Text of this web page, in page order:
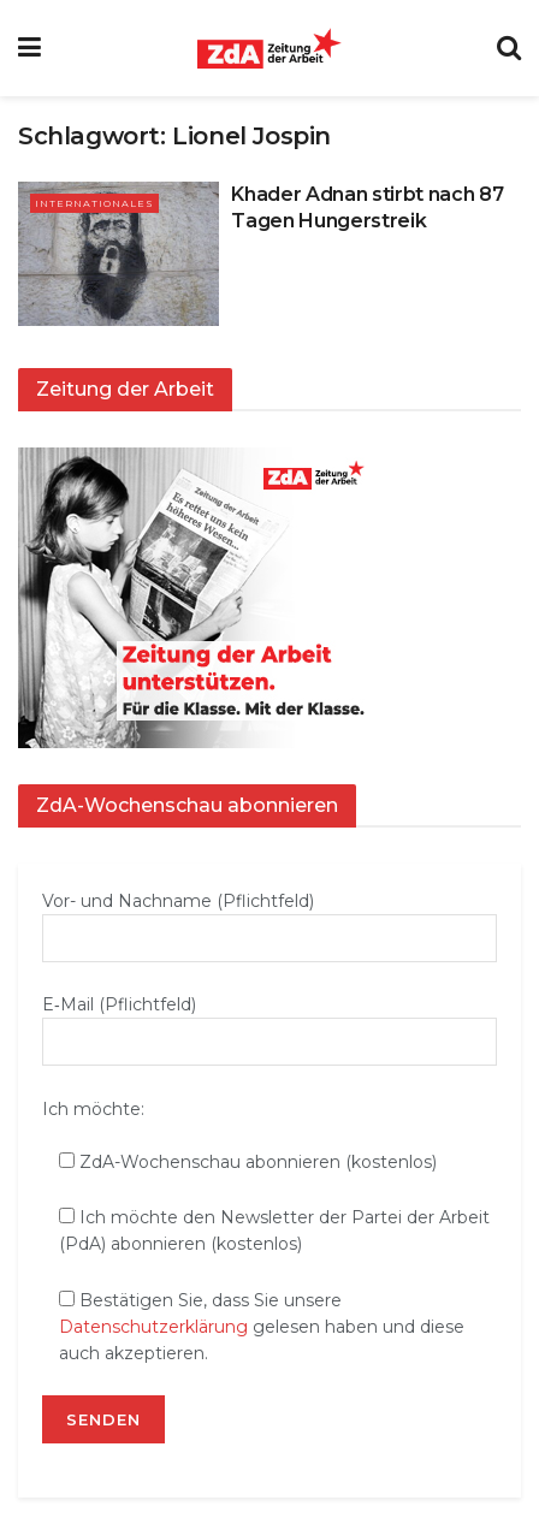
Schlagwort: Lionel Jospin
INTERNATIONALES
Khader Adnan stirbt nach 87
Tagen Hungerstreik
Zeitung der Arbeit
ZdA-Wochenschau abonnieren
Vor- und Nachname (Pflichtfeld)
E‑Mail (Pflichtfeld)
Ich möchte:
ZdA-Wochenschau abonnieren (kostenlos)
Ich möchte den Newsletter der Partei der Arbeit
(PdA) abonnieren (kostenlos)
Bestätigen Sie, dass Sie unsere
Datenschutzerklärung gelesen haben und diese
auch akzeptieren.